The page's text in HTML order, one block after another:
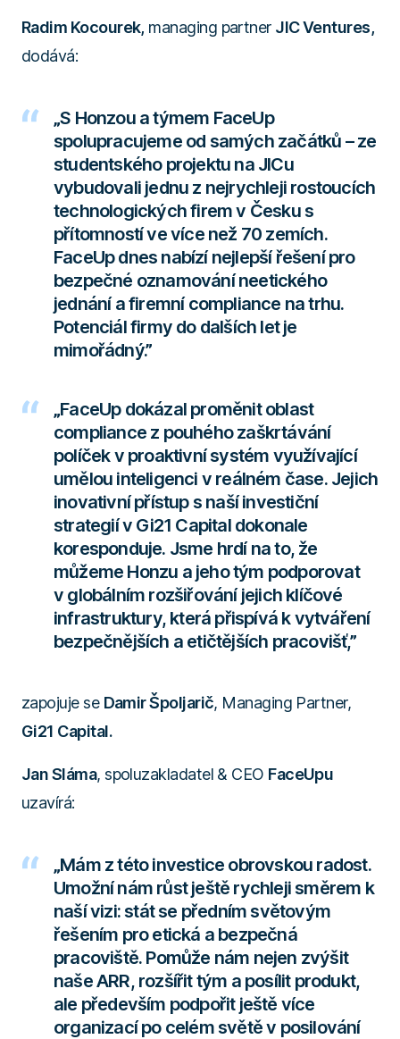
Radim Kocourek, managing partner JIC Ventures,
dodává:
„S Honzou a týmem FaceUp
spolupracujeme od samých začátků – ze
studentského projektu na JICu
vybudovali jednu z nejrychleji rostoucích
technologických firem v Česku s
přítomností ve více než 70 zemích.
FaceUp dnes nabízí nejlepší řešení pro
bezpečné oznamování neetického
jednání a firemní compliance na trhu.
Potenciál firmy do dalších let je
mimořádný.”
„FaceUp dokázal proměnit oblast
compliance z pouhého zaškrtávání
políček v proaktivní systém využívající
umělou inteligenci v reálném čase. Jejich
inovativní přístup s naší investiční
strategií v Gi21 Capital dokonale
koresponduje. Jsme hrdí na to, že
můžeme Honzu a jeho tým podporovat
v globálním rozšiřování jejich klíčové
infrastruktury, která přispívá k vytváření
bezpečnějších a etičtějších pracovišť,”
zapojuje se Damir Špoljarič, Managing Partner,
Gi21 Capital.
Jan Sláma, spoluzakladatel & CEO FaceUpu
uzavírá:
„Mám z této investice obrovskou radost.
Umožní nám růst ještě rychleji směrem k
naší vizi: stát se předním světovým
řešením pro etická a bezpečná
pracoviště. Pomůže nám nejen zvýšit
naše ARR, rozšířit tým a posílit produkt,
ale především podpořit ještě více
organizací po celém světě v posilování